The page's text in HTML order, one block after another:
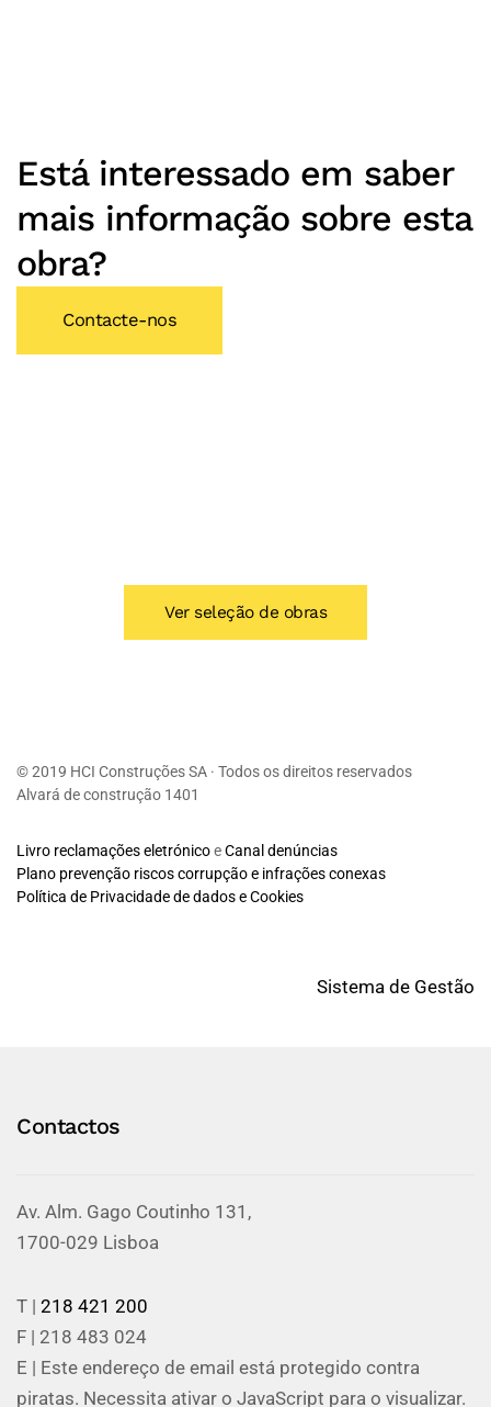
Está interessado em saber
mais informação sobre esta
obra?
Contacte-nos
Ver seleção de obras
© 2019 HCI Construções SA · Todos os direitos reservados
Alvará de construção 1401
Livro reclamações eletrónicoeCanal denúncias
Plano prevenção riscos corrupção e infrações conexas
Política de Privacidade de dados e Cookies
Sistema de Gestão
Contactos
Av. Alm. Gago Coutinho 131,
1700-029 Lisboa
T | 218 421 200
F | 218 483 024
E | Este endereço de email está protegido contra
piratas. Necessita ativar o JavaScript para o visualizar.